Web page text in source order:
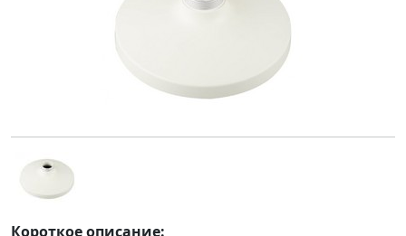
Короткое описание: